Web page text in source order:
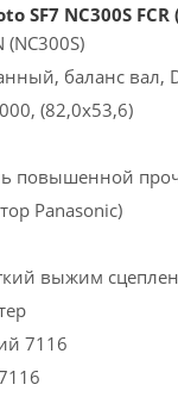
SF7 NC300S FCR
(NC300S)
баланс вал,
(82,0х53,6)
повышенной
Panasonic)
выжим
7116